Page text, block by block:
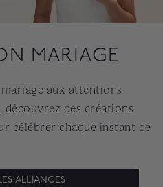
MARIAGE
aux attentions
des créations
célébrer chaque instant de
ALLIANCES